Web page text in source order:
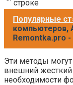
строке
Популярные
компьютеров,
Remontka.pro -
Эти методы
внешний жесткий
необходимости